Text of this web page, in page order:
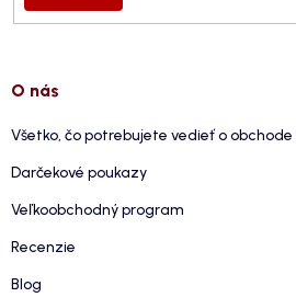
O nás
Všetko, čo potrebujete vedieť o obchode
Darčekové poukazy
Veľkoobchodný program
Recenzie
Blog